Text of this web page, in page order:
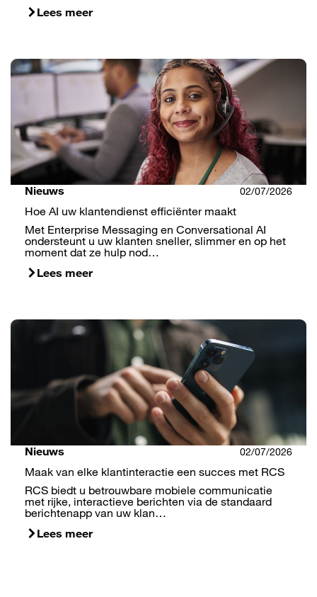
Lees meer
Nieuws 02/07/2026
Hoe AI uw klantendienst efficiënter maakt
Met Enterprise Messaging en Conversational AI
ondersteunt u uw klanten sneller, slimmer en op het
moment dat ze hulp nod…
Lees meer
Nieuws 02/07/2026
Maak van elke klantinteractie een succes met RCS
RCS biedt u betrouwbare mobiele communicatie
met rijke, interactieve berichten via de standaard
berichtenapp van uw klan…
Lees meer